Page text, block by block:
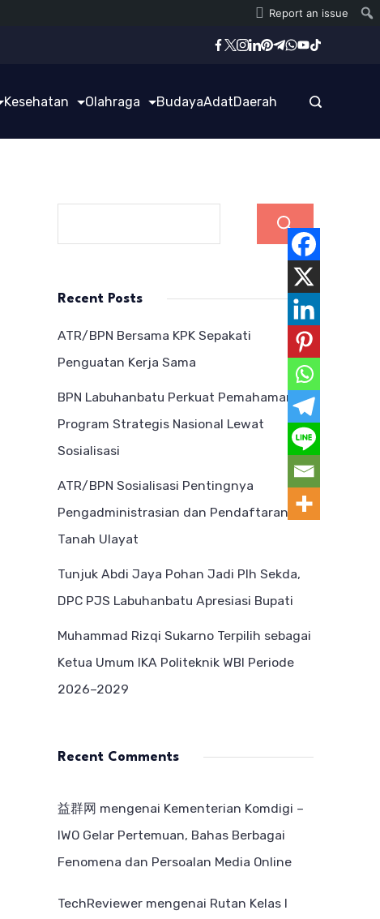
Report an issue
Kesehatan Olahraga BudayaAdatDaerah
Recent Posts
ATR/BPN Bersama KPK Sepakati
Penguatan Kerja Sama
BPN Labuhanbatu Perkuat Pemahaman
Program Strategis Nasional Lewat
Sosialisasi
ATR/BPN Sosialisasi Pentingnya
Pengadministrasian dan Pendaftaran
Tanah Ulayat
Tunjuk Abdi Jaya Pohan Jadi Plh Sekda,
DPC PJS Labuhanbatu Apresiasi Bupati
Muhammad Rizqi Sukarno Terpilih sebagai
Ketua Umum IKA Politeknik WBI Periode
2026–2029
Recent Comments
益群网 mengenai Kementerian Komdigi –
IWO Gelar Pertemuan, Bahas Berbagai
Fenomena dan Persoalan Media Online
TechReviewer mengenai Rutan Kelas I